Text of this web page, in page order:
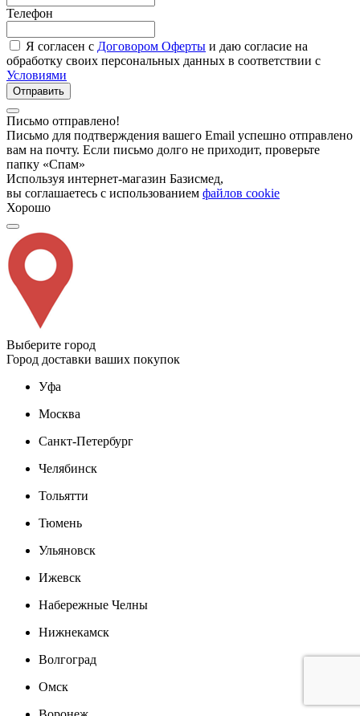
Телефон
Я согласен с Договором Оферты и даю согласие на
обработку своих персональных данных в соответствии с
Условиями
Отправить
Письмо отправлено!
Письмо для подтверждения вашего Email успешно отправлено
вам на почту. Если письмо долго не приходит, проверьте
папку «Спам»
Используя интернет-магазин Базисмед,
вы соглашаетесь с использованием файлов cookie
Хорошо
Выберите город
Город доставки ваших покупок
Уфа
Москва
Санкт-Петербург
Челябинск
Тольятти
Тюмень
Ульяновск
Ижевск
Набережные Челны
Нижнекамск
Волгоград
Омск